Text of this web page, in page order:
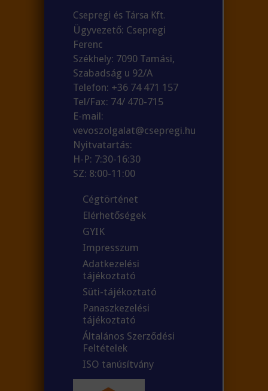
Csepregi és Társa Kft.
Ügyvezető: Csepregi
Ferenc
Székhely: 7090 Tamási,
Szabadság u 92/A
Telefon: +36 74 471 157
Tel/Fax: 74/ 470-715
E-mail:
vevoszolgalat@csepregi.hu
Nyitvatartás:
H-P: 7:30-16:30
SZ: 8:00-11:00
Cégtörténet
Elérhetőségek
GYIK
Impresszum
Adatkezelési
tájékoztató
Süti-tájékoztató
Panaszkezelési
tájékoztató
Általános Szerződési
Feltételek
ISO tanúsítvány